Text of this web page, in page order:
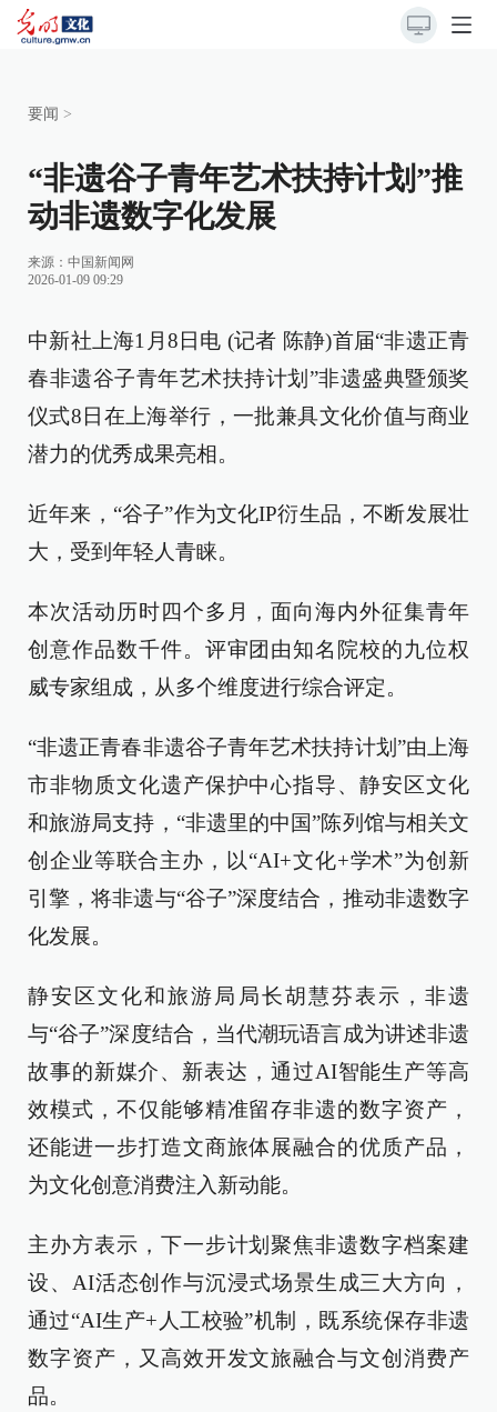
要闻 >
“非遗谷子青年艺术扶持计划”推
动非遗数字化发展
来源： 中国新闻网
2026-01-09 09:29
中新社上海1月8日电 (记者 陈静)首届“非遗正青
春非遗谷子青年艺术扶持计划”非遗盛典暨颁奖
仪式8日在上海举行，一批兼具文化价值与商业
潜力的优秀成果亮相。
近年来，“谷子”作为文化IP衍生品，不断发展壮
大，受到年轻人青睐。
本次活动历时四个多月，面向海内外征集青年
创意作品数千件。评审团由知名院校的九位权
威专家组成，从多个维度进行综合评定。
“非遗正青春非遗谷子青年艺术扶持计划”由上海
市非物质文化遗产保护中心指导、静安区文化
和旅游局支持，“非遗里的中国”陈列馆与相关文
创企业等联合主办，以“AI+文化+学术”为创新
引擎，将非遗与“谷子”深度结合，推动非遗数字
化发展。
静安区文化和旅游局局长胡慧芬表示，非遗
与“谷子”深度结合，当代潮玩语言成为讲述非遗
故事的新媒介、新表达，通过AI智能生产等高
效模式，不仅能够精准留存非遗的数字资产，
还能进一步打造文商旅体展融合的优质产品，
为文化创意消费注入新动能。
主办方表示，下一步计划聚焦非遗数字档案建
设、AI活态创作与沉浸式场景生成三大方向，
通过“AI生产+人工校验”机制，既系统保存非遗
数字资产，又高效开发文旅融合与文创消费产
品。